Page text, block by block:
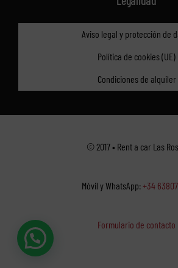
Aviso legal y protección de
Política de cookies (UE)
Condiciones de alquiler
© 2017 • Rent a car Las
Móvil y WhatsApp:+34
Formulario de contacto